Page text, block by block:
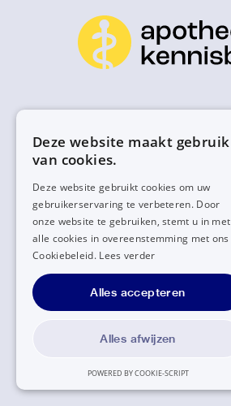
Deze website maakt gebruik
van cookies.
Deze website gebruikt cookies om uw
gebruikerservaring te verbeteren. Door
onze website te gebruiken, stemt u in met
alle cookies in overeenstemming met ons
Cookiebeleid. Lees verder
Alles accepteren
Alles afwijzen
POWERED BY COOKIE-SCRIPT